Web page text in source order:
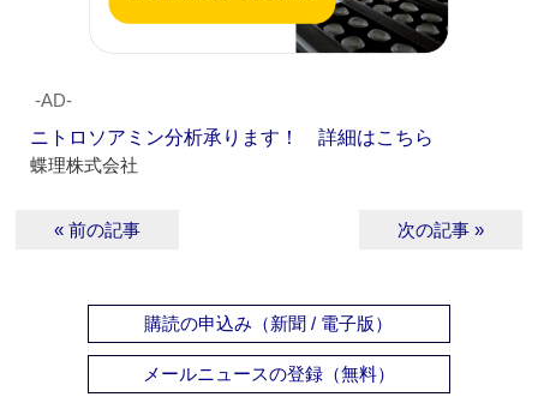
‐AD‐
ニトロソアミン分析承ります！ 詳細はこちら
蝶理株式会社
« 前の記事 次の記事 »
購読の申込み（新聞 / 電子版）
メールニュースの登録（無料）